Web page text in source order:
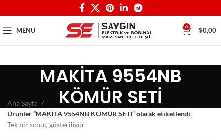
MENU 0 $0,00
MAKİTA 9554NB
KÖMÜR SETİ
Ana Sayfa
Ürünler “MAKİTA 9554NB KÖMÜR SETİ” olarak etiketlendi
Tek bir sonuç gösteriliyor